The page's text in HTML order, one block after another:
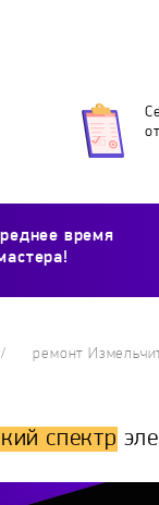
время
ремонт
спектр